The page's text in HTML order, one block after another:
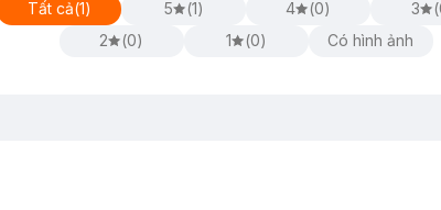
Tất cả(1) 5 (1) 4 (0) 3 (
2
(0) 1 (0) Có hình ảnh